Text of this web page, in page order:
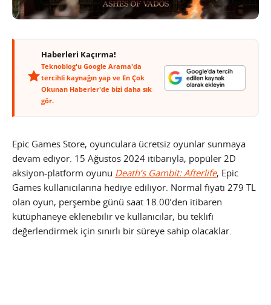
Haberleri Kaçırma!
Teknoblog'u Google Arama'da
tercihli kaynağın yap ve En Çok
Okunan Haberler'de bizi daha sık
gör.
Epic Games Store, oyunculara ücretsiz oyunlar sunmaya
devam ediyor. 15 Ağustos 2024 itibarıyla, popüler 2D
aksiyon-platform oyunu Death’s Gambit: Afterlife, Epic
Games kullanıcılarına hediye ediliyor. Normal fiyatı 279 TL
olan oyun, perşembe günü saat 18.00’den itibaren
kütüphaneye eklenebilir ve kullanıcılar, bu teklifi
değerlendirmek için sınırlı bir süreye sahip olacaklar.